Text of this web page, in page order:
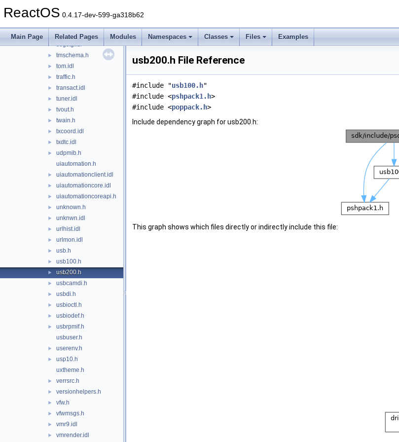
ReactOS 0.4.17-dev-599-ga318b62
Main Page Related Pages Modules Namespaces Classes Files Examples
► threadpoolapiset.h
tlhelp32.h
► tlogstg.idl
► tmschema.h
► tom.idl
► traffic.h
► transact.idl
► tuner.idl
► tvout.h
► twain.h
► txcoord.idl
► txdtc.idl
►
udpmib.h
uiautomation.h
► uiautomationclient.idl
► uiautomationcore.idl
► uiautomationcoreapi.h
► unknown.h
► unknwn.idl
► urlhist.idl
► urlmon.idl
► usb.h
► usb100.h
► usb200.h
► usbcamdi.h
► usbdi.h
► usbioctl.h
► usbiodef.h
►
usbrpmif.h
usbuser.h
► userenv.h
►
usp10.h
uxtheme.h
► verrsrc.h
► versionhelpers.h
► vfw.h
► vfwmsgs.h
► vmr9.idl
► vmrender.idl
usb200.h File Reference
#include "usb100.h"
#include <pshpack1.h>
#include <poppack.h>
Include dependency graph for usb200.h:
This graph shows which files directly or indirectly include this file: